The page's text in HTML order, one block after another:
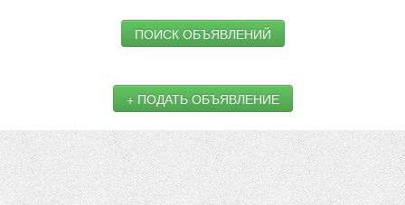
ПОИСК ОБЪЯВЛЕНИЙ
+ ПОДАТЬ ОБЪЯВЛЕНИЕ